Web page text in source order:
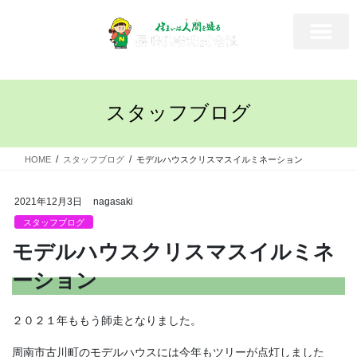
スタッフブログ
HOME スタッフブログ モデルハウスクリスマスイルミネーション
2021年12月3日 nagasaki
スタッフブログ
モデルハウスクリスマスイルミネ
ーション
２０２１年ももう師走となりました。
周南市古川町のモデルハウスには今年もツリーが点灯しました